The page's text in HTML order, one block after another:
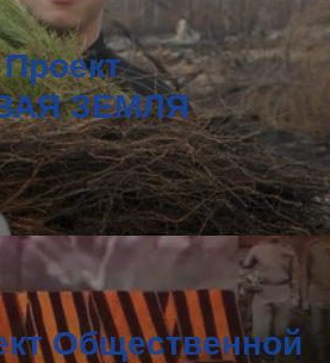
Проект
ЗЕМЛЯ
Общественной